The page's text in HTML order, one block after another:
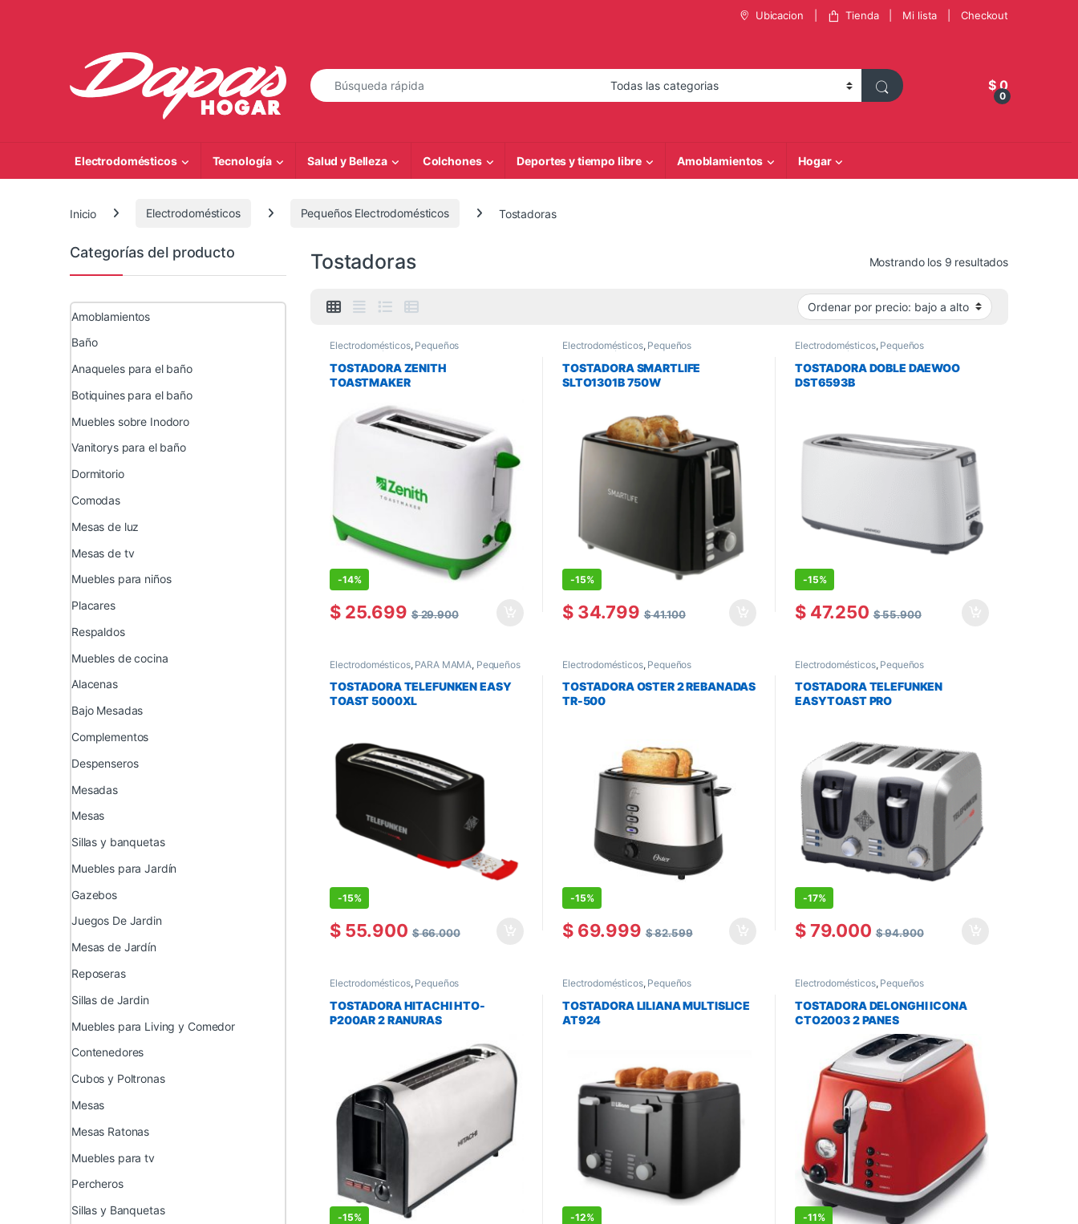
Ubicacion Tienda Mi lista Checkout
Búsqueda de:
0
$0
Electrodomésticos Tecnología Salud y Belleza Colchones Deportes y tiempo libre Amoblamientos Hogar
Inicio Electrodomésticos Pequeños Electrodomésticos Tostadoras
Tostadoras Mostrando los 9 resultadosOrdenado
Electrodomésticos, Pequeños
Electrodomésticos
Tostadoras
TOSTADORA ZENITH
TOASTMAKER
-14%
$25.699 $29.900
Electrodomésticos, Pequeños
Electrodomésticos
Tostadoras
TOSTADORA SMARTLIFE
SLTO1301B 750W
-15%
$34.799 $41.100
Electrodomésticos, Pequeños
Electrodomésticos
Tostadoras
TOSTADORA DOBLE DAEWOO
DST6593B
-15%
$47.250 $55.900
Electrodomésticos, PARA MAMÁ, Pequeños
,
TOSTADORA TELEFUNKEN EASY
TOAST 5000XL
-15%
$55.900 $66.000
Electrodomésticos, Pequeños
, Tostadoras
TOSTADORA OSTER 2 REBANADAS
TR-500
-15%
$69.999 $82.599
Electrodomésticos, Pequeños
, Tostadoras
TOSTADORA TELEFUNKEN
EASYTOAST PRO
-17%
$79.000 $94.900
Electrodomésticos, Pequeños
Electrodomésticos
Tostadoras
TOSTADORA HITACHI HTO-
P200AR 2 RANURAS
-15%
Electrodomésticos, Pequeños
Electrodomésticos
Tostadoras
TOSTADORA LILIANA MULTISLICE
AT924
-12%
Electrodomésticos, Pequeños
Electrodomésticos
Tostadoras
TOSTADORA DELONGHI ICONA
CTO2003 2 PANES
-11%
Categorías del producto
Amoblamientos
Baño
Anaqueles para el baño
Botiquines para el baño
Muebles sobre Inodoro
Vanitorys para el baño
Dormitorio
Comodas
Mesas de luz
Mesas de tv
Muebles para niños
Placares
Respaldos
Muebles de cocina
Alacenas
Bajo Mesadas
Complementos
Despenseros
Mesadas
Mesas
Sillas y banquetas
Muebles para Jardín
Gazebos
Juegos De Jardin
Mesas de Jardín
Reposeras
Sillas de Jardin
Muebles para Living y Comedor
Contenedores
Cubos y Poltronas
Mesas
Mesas Ratonas
Muebles para tv
Percheros
Sillas y Banquetas